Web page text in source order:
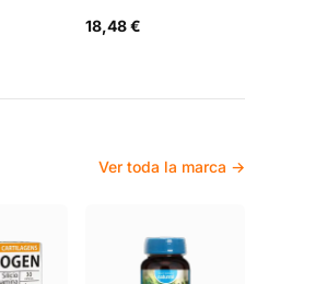
18,48 €
Ver toda la marca →